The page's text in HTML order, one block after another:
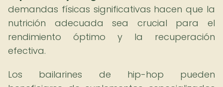
demandas físicas significativas hacen que la
nutrición adecuada sea crucial para el
rendimiento óptimo y la recuperación
efectiva.
Los bailarines de hip-hop pueden